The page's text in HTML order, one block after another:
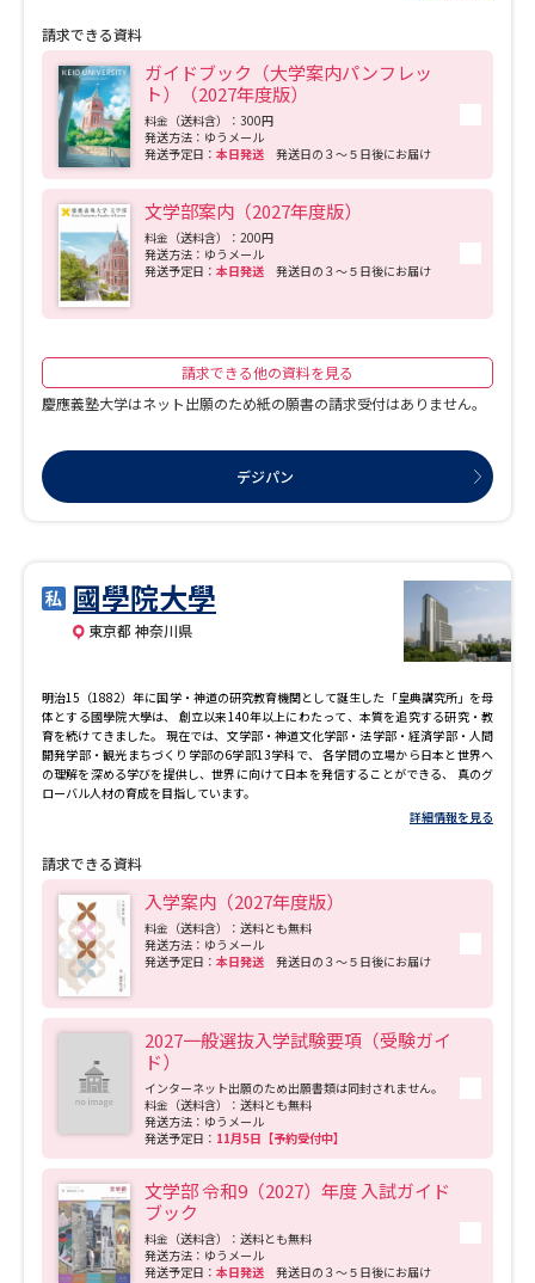
請求できる資料
ガイドブック（大学案内パンフレッ
ト）（2027年度版）
料金（送料含）：300円
発送方法：ゆうメール
発送予定日： 本日発送 発送日の３～５日後にお届け
文学部案内（2027年度版）
料金（送料含）：200円
発送方法：ゆうメール
発送予定日： 本日発送 発送日の３～５日後にお届け
請求できる他の資料を見る
慶應義塾大学はネット出願のため紙の願書の請求受付はありません。
デジパン
國學院大學
東京都 神奈川県
明治15（1882）年に国学・神道の研究教育機関として誕生した「皇典講究所」を母
体とする國學院大學は、 創立以来140年以上にわたって、本質を追究する研究・教
育を続けてきました。 現在では、文学部・神道文化学部・法学部・経済学部・人間
開発学部・観光まちづくり学部の6学部13学科で、 各学問の立場から日本と世界へ
の理解を深める学びを提供し、世界に向けて日本を発信することができる、 真のグ
ローバル人材の育成を目指しています。
詳細情報を見る
請求できる資料
入学案内（2027年度版）
料金（送料含）：送料とも無料
発送方法：ゆうメール
発送予定日： 本日発送 発送日の３～５日後にお届け
2027一般選抜入学試験要項（受験ガイ
ド）
インターネット出願のため出願書類は同封されません。
料金（送料含）：送料とも無料
発送方法：ゆうメール
発送予定日： 11月5日【予約受付中】
文学部 令和9（2027）年度 入試ガイド
ブック
料金（送料含）：送料とも無料
発送方法：ゆうメール
発送予定日： 本日発送 発送日の３～５日後にお届け